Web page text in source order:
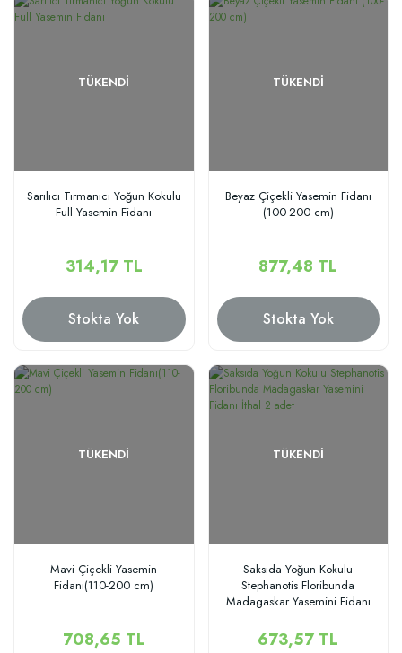
TÜKENDI
Sarılıcı Tırmanıcı Yoğun Kokulu
Full Yasemin Fidanı
314,17 TL
Stokta Yok
TÜKENDI
Beyaz Çiçekli Yasemin Fidanı
(100-200 cm)
877,48 TL
Stokta Yok
TÜKENDI
Mavi Çiçekli Yasemin
Fidanı(110-200 cm)
708,65 TL
TÜKENDI
Saksıda Yoğun Kokulu
Stephanotis Floribunda
Madagaskar Yasemini Fidanı
673,57 TL